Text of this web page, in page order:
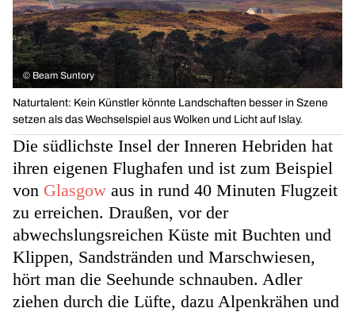
© Beam Suntory
Naturtalent: Kein Künstler könnte Landschaften besser in Szene
setzen als das Wechselspiel aus Wolken und Licht auf Islay.
Die südlichste Insel der Inneren Hebriden hat
ihren eigenen Flughafen und ist zum Beispiel
von Glasgow aus in rund 40 Minuten Flugzeit
zu erreichen. Draußen, vor der
abwechslungsreichen Küste mit Buchten und
Klippen, Sandstränden und Marschwiesen,
hört man die Seehunde schnauben. Adler
ziehen durch die Lüfte, dazu Alpenkrähen und